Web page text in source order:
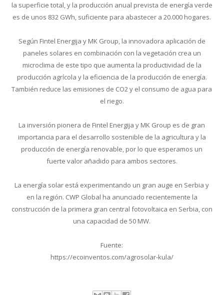
la superficie total, y la producción anual prevista de energía verde
es de unos 832 GWh, suficiente para abastecer a 20.000 hogares.
Según Fintel Energija y MK Group, la innovadora aplicación de
paneles solares en combinación con la vegetación crea un
microclima de este tipo que aumenta la productividad de la
producción agrícola y la eficiencia de la producción de energía.
También reduce las emisiones de CO2 y el consumo de agua para
el riego.
La inversión pionera de Fintel Energija y MK Group es de gran
importancia para el desarrollo sostenible de la agricultura y la
producción de energía renovable, por lo que esperamos un
fuerte valor añadido para ambos sectores.
La energía solar está experimentando un gran auge en Serbia y
en la región. CWP Global ha anunciado recientemente la
construcción de la primera gran central fotovoltaica en Serbia, con
una capacidad de 50 MW.
Fuente:
https://ecoinventos.com/agrosolar-kula/